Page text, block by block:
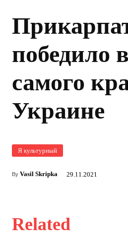
победило
самого
Украине
Я культурный
By Vasil Skripka 29.11.2021
Related